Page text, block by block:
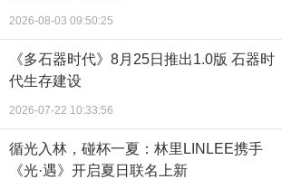
2026-08-03 09:50:25
《多石器时代》8月25日推出1.0版 石器时
代生存建设
2026-07-22 10:33:56
循光入林，碰杯一夏：林里LINLEE携手
《光·遇》开启夏日联名上新